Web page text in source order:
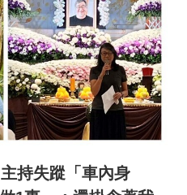
持失蹤「車內身